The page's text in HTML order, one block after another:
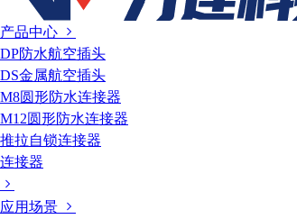
产品中心
DP防水航空插头
DS金属航空插头
M8圆形防水连接器
M12圆形防水连接器
推拉自锁连接器
连接器
应用场景